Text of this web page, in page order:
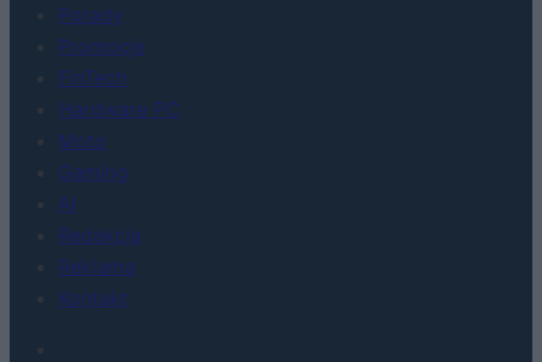
Porady
Promocje
FinTech
Hardware PC
Moto
Gaming
AI
Redakcja
Reklama
Kontakt